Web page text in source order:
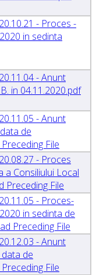
- Proces -
in sedinta
- Anunt
in 04.11.2020.pdf
- Anunt
de
- Proces
a Consiliului Local
- Proces-
in sedinta de
- Anunt
de